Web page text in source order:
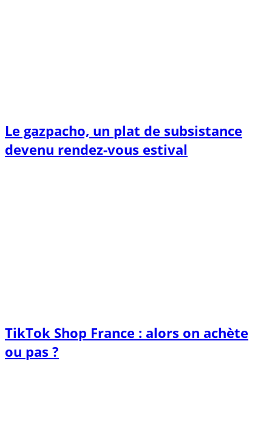
Le gazpacho, un plat de subsistance
devenu rendez-vous estival
TikTok Shop France : alors on achète
ou pas ?